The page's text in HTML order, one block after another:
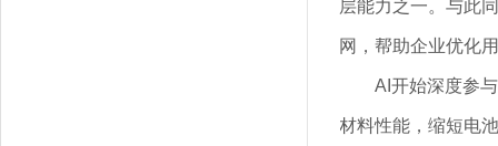
层能力之一。与此
网，帮助企业优化
AI开始深度参
材料性能，缩短电